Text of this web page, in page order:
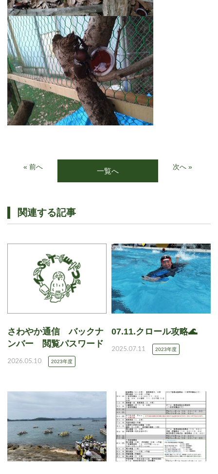
« 前へ 一覧へ 次へ »
関連する記事
さわやか通信 バックナ
ンバー 閲覧パスワード
2026.05.10 2023年度
07.11.クロール攻略🌊
2025.07.11 2023年度